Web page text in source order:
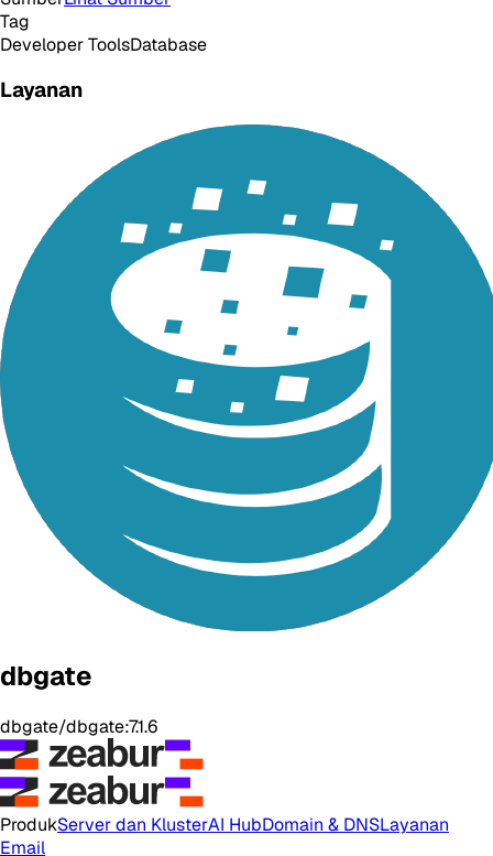
Tag
Developer ToolsDatabase
Layanan
dbgate
dbgate/dbgate:7.1.6
ProdukServer dan KlusterAI HubDomain & DNSLayanan
Email